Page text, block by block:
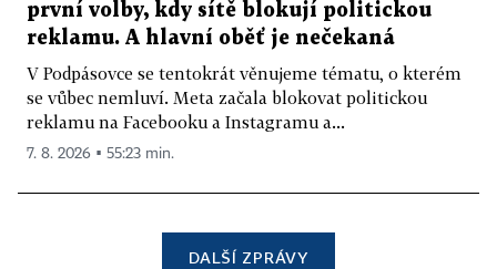
první volby, kdy sítě blokují politickou
reklamu. A hlavní oběť je nečekaná
V Podpásovce se tentokrát věnujeme tématu, o kterém
se vůbec nemluví. Meta začala blokovat politickou
reklamu na Facebooku a Instagramu a...
7. 8. 2026 ▪ 55:23 min.
DALŠÍ ZPRÁVY